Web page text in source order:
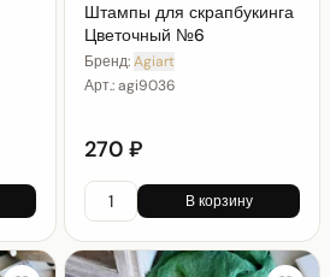
Штампы для скрапбукинга
Цветочный №6
Бренд:Agiart
Арт.:agi9036
270 ₽
В корзину